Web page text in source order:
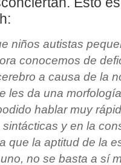
niños autistas
conocemos de
a causa de la
les da una
hablar muy
y en la
que la aptitud de la
no se basta a sí